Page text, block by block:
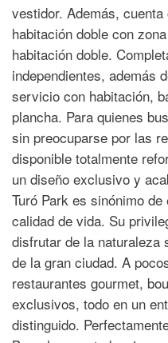
vestidor. Además,
habitación doble con
habitación doble.
independientes, además
servicio con habitación,
plancha. Para quienes
sin preocuparse por las
disponible totalmente
un diseño exclusivo y
Turó Park es sinónimo
calidad de vida. Su
disfrutar de la naturaleza
de la gran ciudad. A
restaurantes gourmet,
exclusivos, todo en un
distinguido.